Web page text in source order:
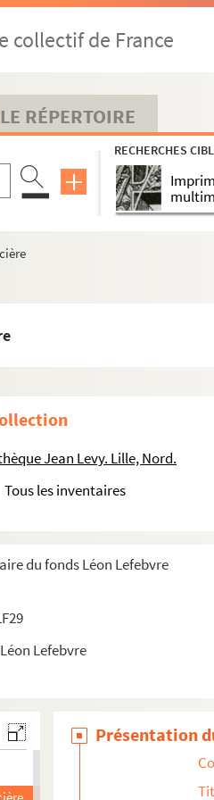
collectif de France
LE RÉPERTOIRE
RECHERCHES
Jean Levy. Lille, Nord.
Tous les inventaires
du fonds Léon Lefebvre
Lefebvre
Lille 1784-1789
de Lille : 15 août 1854
Présentation